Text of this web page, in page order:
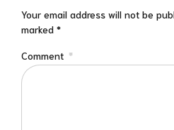
Your email address will not be
marked *
Comment *